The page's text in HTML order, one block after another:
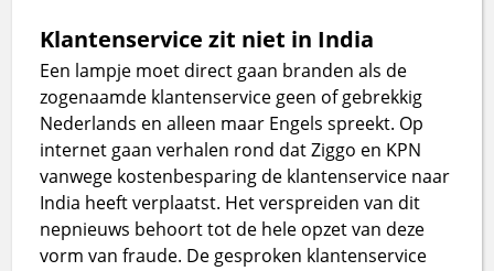
Klantenservice zit niet in India
Een lampje moet direct gaan branden als de
zogenaamde klantenservice geen of gebrekkig
Nederlands en alleen maar Engels spreekt. Op
internet gaan verhalen rond dat Ziggo en KPN
vanwege kostenbesparing de klantenservice naar
India heeft verplaatst. Het verspreiden van dit
nepnieuws behoort tot de hele opzet van deze
vorm van fraude. De gesproken klantenservice